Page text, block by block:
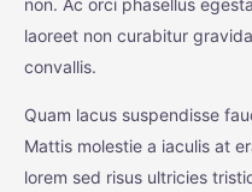
laoreet non curabitur
convallis.
Quam lacus suspendisse
Mattis molestie a iaculis at
lorem sed risus ultricies